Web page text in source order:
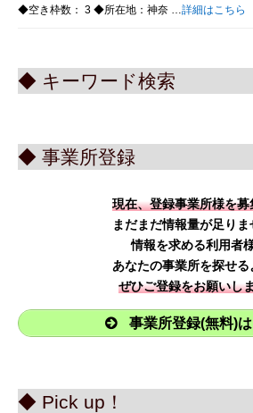
◆空き枠数： 3 ◆所在地：神奈 …詳細はこちら
◆ キーワード検索
◆ 事業所登録
現在、登録事業所様を募
まだまだ情報量が足り
情報を求める利用者
あなたの事業所を探せる
ぜひご登録をお願いし
事業所登録(無料)
◆ Pick up！